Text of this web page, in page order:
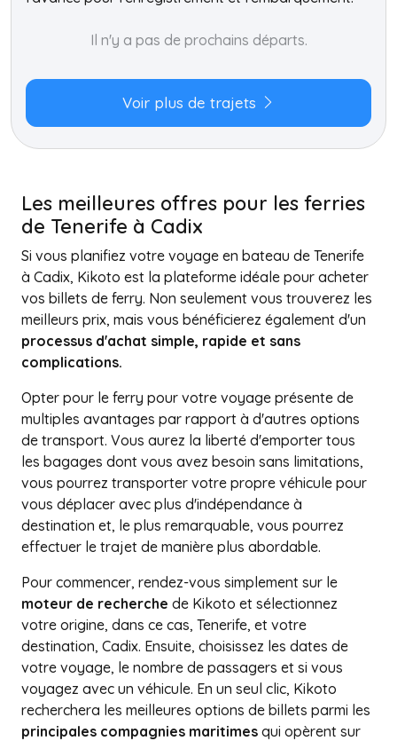
Il n'y a pas de prochains départs.
Voir plus de trajets
Les meilleures offres pour les ferries
de Tenerife à Cadix
Si vous planifiez votre voyage en bateau de Tenerife
à Cadix, Kikoto est la plateforme idéale pour acheter
vos billets de ferry. Non seulement vous trouverez les
meilleurs prix, mais vous bénéficierez également d'un
processus d'achat simple, rapide et sans
complications.
Opter pour le ferry pour votre voyage présente de
multiples avantages par rapport à d'autres options
de transport. Vous aurez la liberté d'emporter tous
les bagages dont vous avez besoin sans limitations,
vous pourrez transporter votre propre véhicule pour
vous déplacer avec plus d'indépendance à
destination et, le plus remarquable, vous pourrez
effectuer le trajet de manière plus abordable.
Pour commencer, rendez-vous simplement sur le
moteur de recherche de Kikoto et sélectionnez
votre origine, dans ce cas, Tenerife, et votre
destination, Cadix. Ensuite, choisissez les dates de
votre voyage, le nombre de passagers et si vous
voyagez avec un véhicule. En un seul clic, Kikoto
recherchera les meilleures options de billets parmi les
principales compagnies maritimes qui opèrent sur